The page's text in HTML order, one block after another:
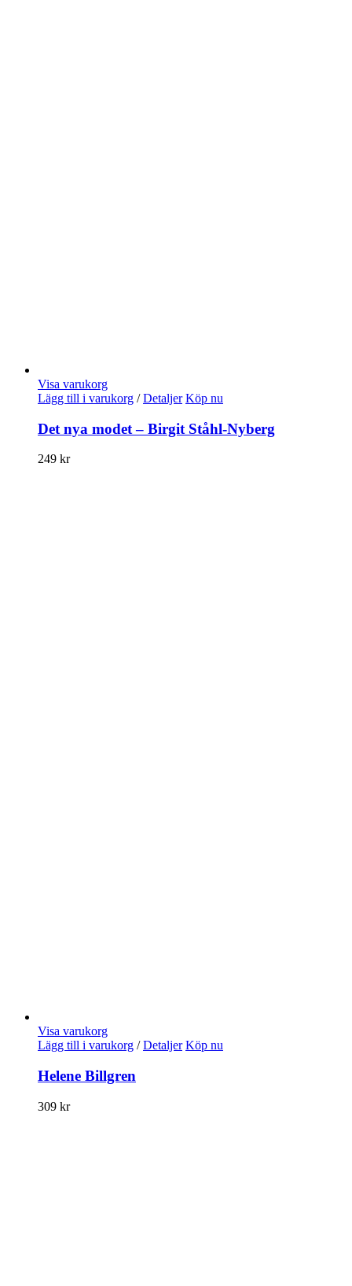
Visa varukorg
Lägg till i varukorg / Detaljer Köp nu
Det nya modet – Birgit Ståhl-Nyberg
249 kr
Visa varukorg
Lägg till i varukorg / Detaljer Köp nu
Helene Billgren
309 kr